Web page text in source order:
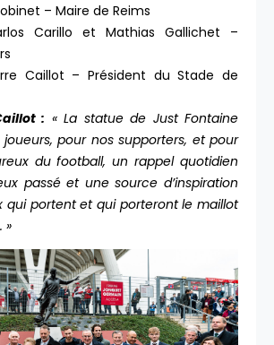
– Maire de Reims
Carillo et Mathias Gallichet –
Caillot – Président du Stade de
: « La statue de Just Fontaine
pour nos supporters, et pour
du football, un rappel quotidien
passé et une source d’inspiration
qui portent et qui porteront le maillot
»